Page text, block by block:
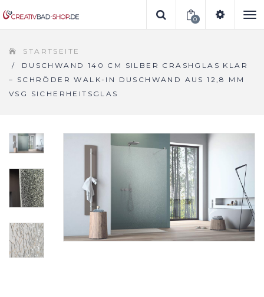
0
STARTSEITE
/
DUSCHWAND 140 CM SILBER CRASHGLAS KLAR
– SCHRÖDER WALK-IN DUSCHWAND AUS 12,8 MM
VSG SICHERHEITSGLAS